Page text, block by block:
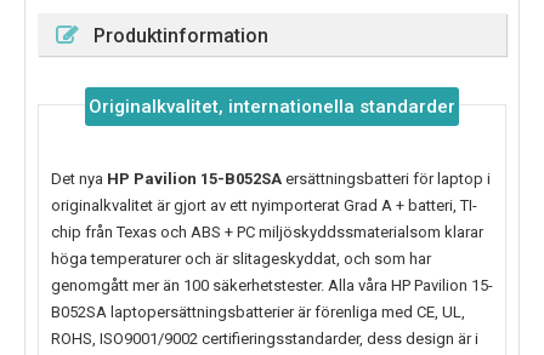
Produktinformation
Originalkvalitet, internationella standarder
Det nya HP Pavilion 15-B052SA ersättningsbatteri för laptop i
originalkvalitet är gjort av ett nyimporterat Grad A + batteri, TI-
chip från Texas och ABS + PC miljöskyddssmaterialsom klarar
höga temperaturer och är slitageskyddat, och som har
genomgått mer än 100 säkerhetstester. Alla våra HP Pavilion 15-
B052SA laptopersättningsbatterier är förenliga med CE, UL,
ROHS, ISO9001/9002 certifieringsstandarder, dess design är i